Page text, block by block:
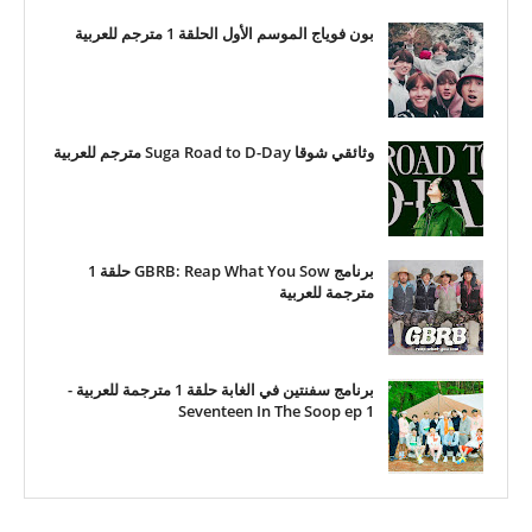
بون فوياج الموسم الأول الحلقة 1 مترجم للعربية
وثائقي شوقا Suga Road to D-Day مترجم للعربية
برنامج GBRB: Reap What You Sow حلقة 1
مترجمة للعربية
برنامج سفنتين في الغابة حلقة 1 مترجمة للعربية -
Seventeen In The Soop ep 1